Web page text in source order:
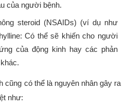
của người bệnh.
steroid (NSAIDs) (ví dụ như
Có thể sẽ khiến cho người
của động kinh hay các phản
cũng có thể là nguyên nhân gây ra
như: